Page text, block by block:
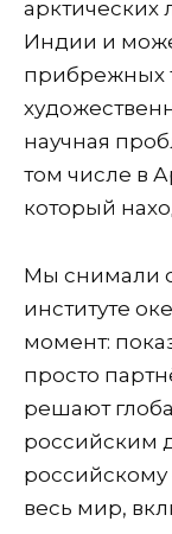
арктических
Индии и
прибрежных
научная
том числе в
который
Мы снимали
институте
момент:
просто
решают
российским
весь мир,